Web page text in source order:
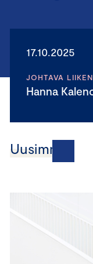
17.10.2025
JOHTAVA
Hanna
Uusimmat